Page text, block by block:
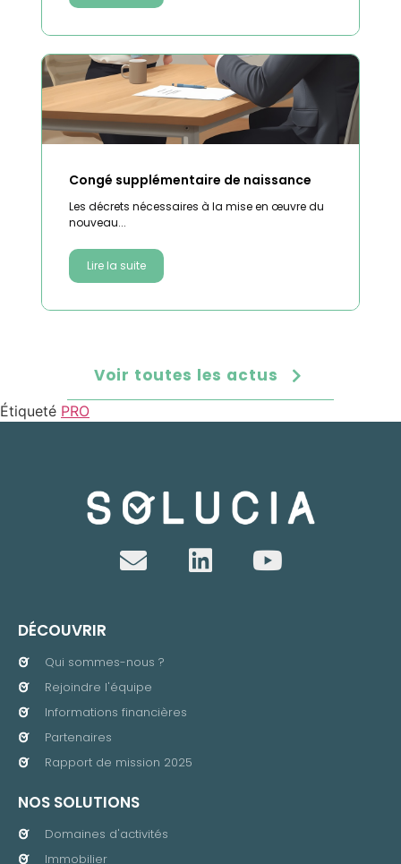
Congé supplémentaire de naissance
Les décrets nécessaires à la mise en œuvre du
nouveau...
Lire la suite
Voir toutes les actus
Étiqueté PRO
DÉCOUVRIR
Qui sommes-nous ?
Rejoindre l'équipe
Informations financières
Partenaires
Rapport de mission 2025
NOS SOLUTIONS
Domaines d'activités
Immobilier